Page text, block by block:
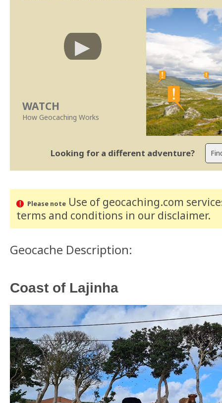
WATCH
How Geocaching Works
Looking for a different adventure?
Please noteUse of geocaching.com
terms and conditions in our disclaimer.
Geocache Description:
Coast of Lajinha